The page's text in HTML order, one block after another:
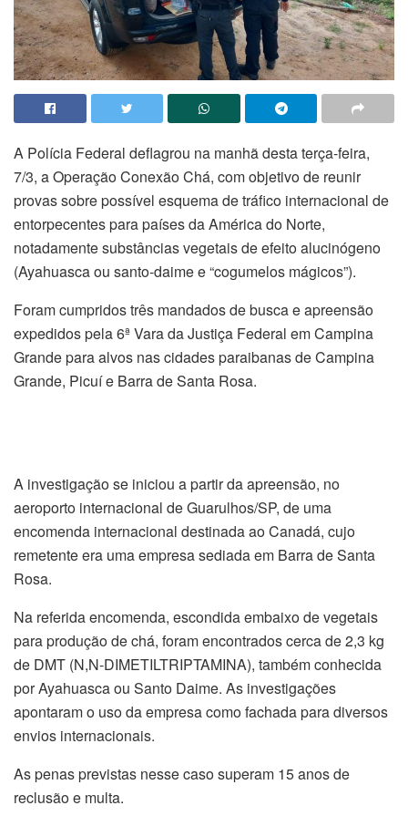
A Polícia Federal deflagrou na manhã desta terça-feira,
7/3, a Operação Conexão Chá, com objetivo de reunir
provas sobre possível esquema de tráfico internacional de
entorpecentes para países da América do Norte,
notadamente substâncias vegetais de efeito alucinógeno
(Ayahuasca ou santo-daime e “cogumelos mágicos”).
Foram cumpridos três mandados de busca e apreensão
expedidos pela 6ª Vara da Justiça Federal em Campina
Grande para alvos nas cidades paraibanas de Campina
Grande, Picuí e Barra de Santa Rosa.
A investigação se iniciou a partir da apreensão, no
aeroporto internacional de Guarulhos/SP, de uma
encomenda internacional destinada ao Canadá, cujo
remetente era uma empresa sediada em Barra de Santa
Rosa.
Na referida encomenda, escondida embaixo de vegetais
para produção de chá, foram encontrados cerca de 2,3 kg
de DMT (N,N-DIMETILTRIPTAMINA), também conhecida
por Ayahuasca ou Santo Daime. As investigações
apontaram o uso da empresa como fachada para diversos
envios internacionais.
As penas previstas nesse caso superam 15 anos de
reclusão e multa.